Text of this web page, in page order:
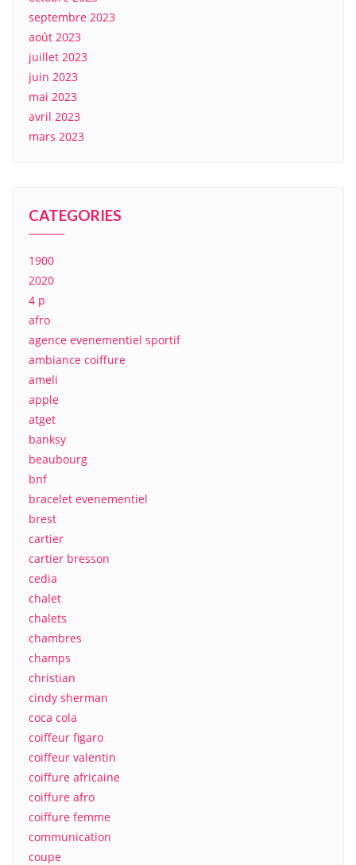
septembre 2023
août 2023
juillet 2023
juin 2023
mai 2023
avril 2023
mars 2023
CATEGORIES
1900
2020
4 p
afro
agence evenementiel sportif
ambiance coiffure
ameli
apple
atget
banksy
beaubourg
bnf
bracelet evenementiel
brest
cartier
cartier bresson
cedia
chalet
chalets
chambres
champs
christian
cindy sherman
coca cola
coiffeur figaro
coiffeur valentin
coiffure africaine
coiffure afro
coiffure femme
communication
coupe